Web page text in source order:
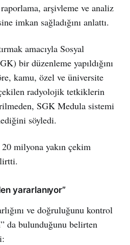
arşivleme ve analiz
imkan sağladığını anlattı.
amacıyla Sosyal
bir düzenleme yapıldığını
kamu, özel ve üniversite
radyolojik tetkiklerin
SGK Medula sistemi
söyledi.
milyona yakın çekim
yararlanıyor”
ve doğruluğunu kontrol
da bulunduğunu belirten